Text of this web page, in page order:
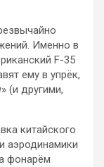
Именно в
F-35
ему в упрёк,
» (и другими,
китайского
аэродинамики
фонарём